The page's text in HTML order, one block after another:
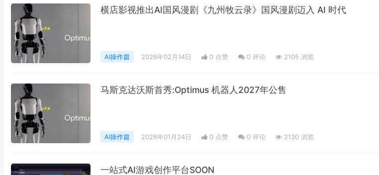
横店影视推出AI国风漫剧《九州牧云录》国风漫剧迈入 AI 时代
AI操作篇 2026年02月14日 0 点赞 0 评论 2105 浏览
马斯克达沃斯首秀:Optimus 机器人2027年公售
AI操作篇 2026年01月24日 0 点赞 0 评论 2130 浏览
一站式AI游戏创作平台SOON